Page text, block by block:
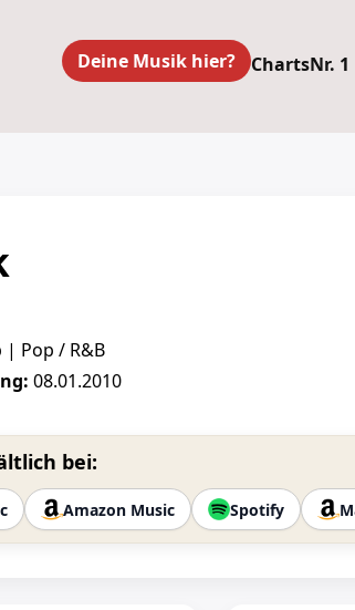
Deine Musik hier? ChartsNr.
| Pop / R&B
08.01.2010
bei:
Amazon Music Spotify